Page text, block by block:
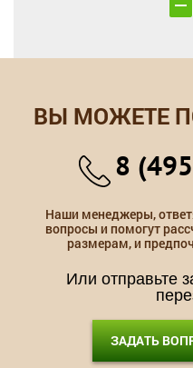
ВЫ МОЖЕТЕ
8
Наши менеджеры,
вопросы и помогут
размерам, и
Или отправьте
ЗАДАТЬ